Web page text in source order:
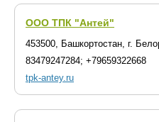
ООО ТПК "Антей"
453500, Башкортостан, г.
83479247284; +79659322668
tpk-antey.ru